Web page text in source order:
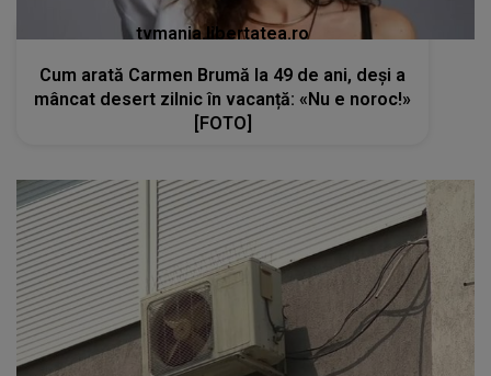
tvmania.libertatea.ro
Cum arată Carmen Brumă la 49 de ani, deși a
mâncat desert zilnic în vacanță: «Nu e noroc!»
[FOTO]